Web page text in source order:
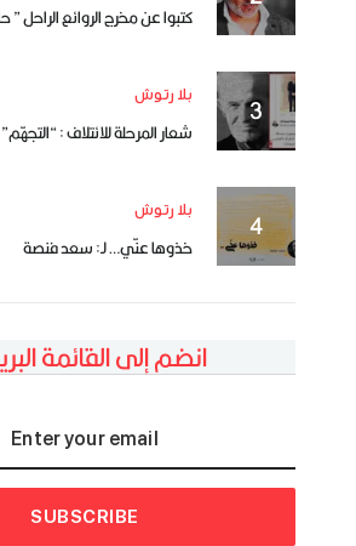
كتبوا عن مخرج الروائع الراحل ”
بلا رتوش
شعار المرحلة للائتلاف :
بلا رتوش
خذوها عنّي… لـ: سعد فنصة
انضم إلى القائمة
SUBSCRIBE